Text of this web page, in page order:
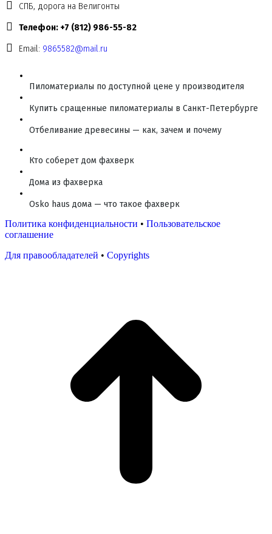
СПБ, дорога на Велигонты
Телефон: +7 (812) 986-55-82
Email: 9865582@mail.ru
Пиломатериалы по доступной цене у производителя
Купить сращенные пиломатериалы в Санкт-Петербурге
Отбеливание древесины — как, зачем и почему
Кто соберет дом фахверк
Дома из фахверка
Osko haus дома — что такое фахверк
Политика конфиденциальности • Пользовательское
соглашение
Для правообладателей • Copyrights